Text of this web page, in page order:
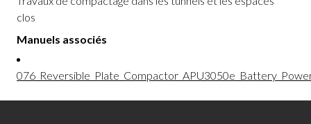
clos
Manuels associés